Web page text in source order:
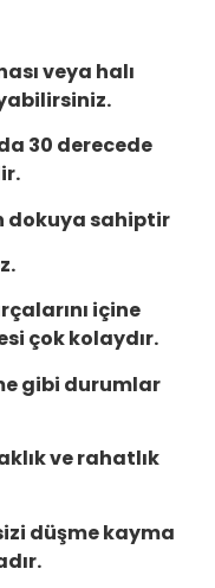
veya halı
30 derecede
dokuya sahiptir
içine
çok kolaydır.
gibi durumlar
ve rahatlık
düşme kayma